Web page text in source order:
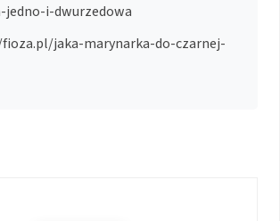
jedno-i-dwurzedowa
jaka-marynarka-do-czarnej-